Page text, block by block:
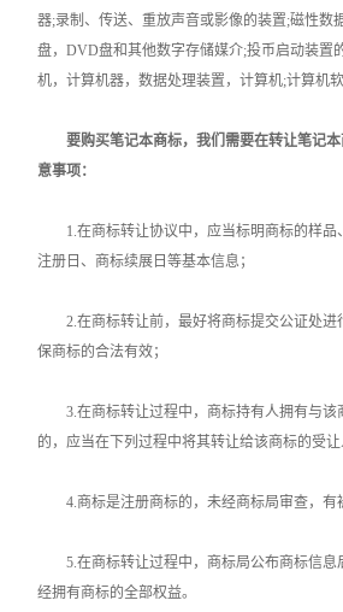
器;录制、传送、重放声音或影像的装置;磁性数
盘，DVD盘和其他数字存储媒介;投币启动装置
机，计算机器，数据处理装置，计算机;计算机软
要购买笔记本商标，我们需要在转让笔记本
意事项：
1.在商标转让协议中，应当标明商标的样品
注册日、商标续展日等基本信息；
2.在商标转让前，最好将商标提交公证处进
保商标的合法有效；
3.在商标转让过程中，商标持有人拥有与该
的，应当在下列过程中将其转让给该商标的受让
4.商标是注册商标的，未经商标局审查，有
5.在商标转让过程中，商标局公布商标信息
经拥有商标的全部权益。